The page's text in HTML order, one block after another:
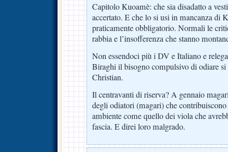
Capitolo Kuoamè: che sia disadatto a
accertato. E che lo si usi in mancanza di
praticamente obbligatorio. Normali le
rabbia e l’insofferenza che stanno
Non essendoci più i DV e Italiano e
Biraghi il bisogno compulsivo di odiare si
Christian.
Il centravanti di riserva? A gennaio
degli odiatori (magari) che contribuiscono
ambiente come quello dei viola che
fascia. E direi loro malgrado.